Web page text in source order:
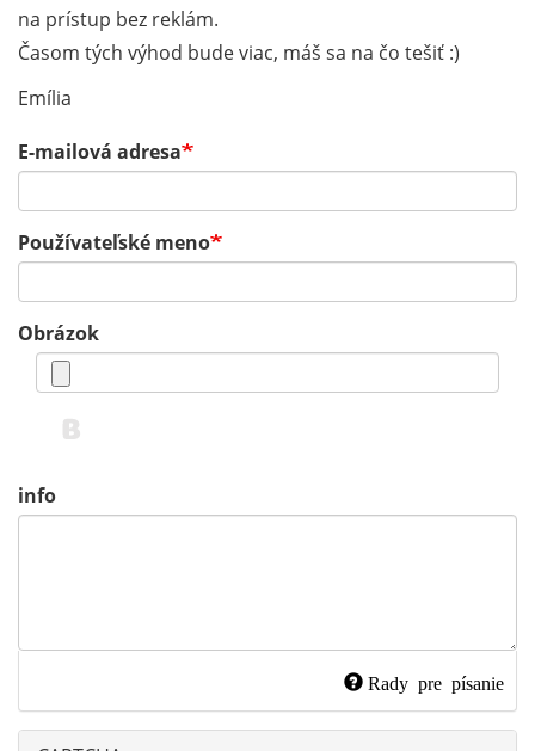
na prístup bez reklám.
Časom tých výhod bude viac, máš sa na čo tešiť :)
Emília
E-mailová adresa
Používateľské meno
Obrázok
info
Rady pre písanie